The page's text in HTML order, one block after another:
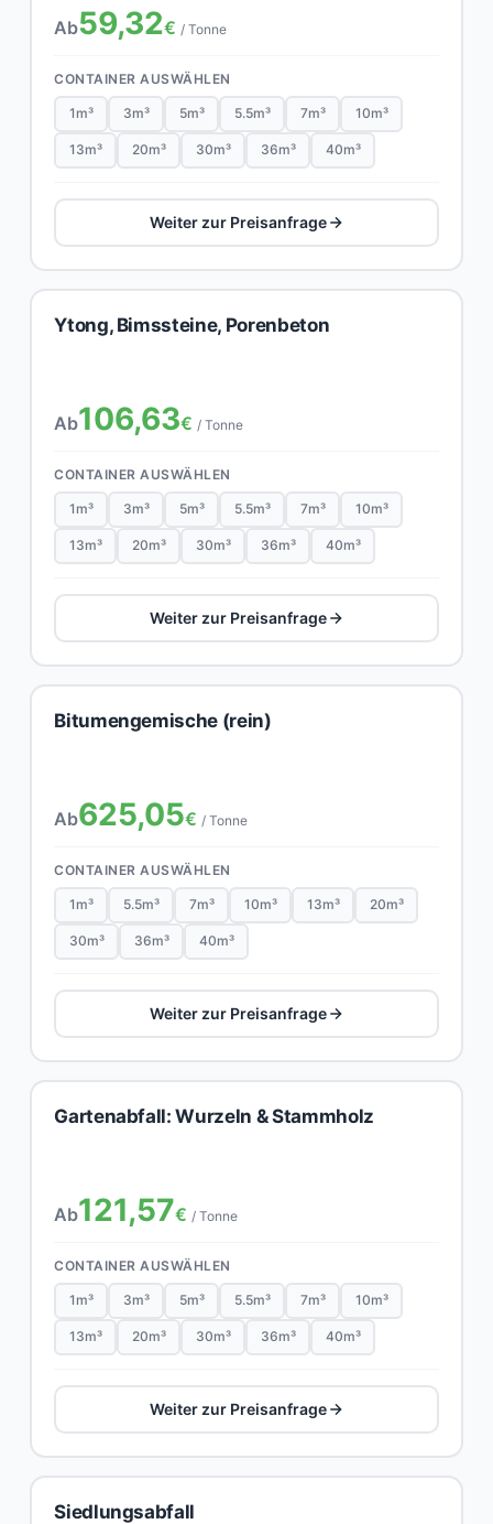
Ab59,32€ / Tonne
CONTAINER AUSWÄHLEN
1m³ 3m³ 5m³ 5.5m³ 7m³ 10m³
13m³ 20m³ 30m³ 36m³ 40m³
Weiter zur Preisanfrage
Ytong, Bimssteine, Porenbeton
Ab106,63€ / Tonne
CONTAINER AUSWÄHLEN
1m³ 3m³ 5m³ 5.5m³ 7m³ 10m³
13m³ 20m³ 30m³ 36m³ 40m³
Weiter zur Preisanfrage
Bitumengemische (rein)
Ab625,05€ / Tonne
CONTAINER AUSWÄHLEN
1m³ 5.5m³ 7m³ 10m³ 13m³ 20m³
30m³ 36m³ 40m³
Weiter zur Preisanfrage
Gartenabfall: Wurzeln & Stammholz
Ab121,57€ / Tonne
CONTAINER AUSWÄHLEN
1m³ 3m³ 5m³ 5.5m³ 7m³ 10m³
13m³ 20m³ 30m³ 36m³ 40m³
Weiter zur Preisanfrage
Siedlungsabfall